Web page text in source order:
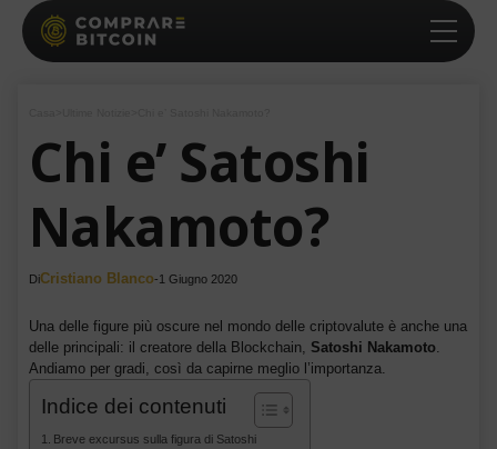
Chi e’ Satoshi
Nakamoto?
DiCristiano Blanco-1 Giugno 2020
Una delle figure più oscure nel mondo delle criptovalute è anche una
delle principali: il creatore della Blockchain, Satoshi Nakamoto.
Andiamo per gradi, così da capirne meglio l’importanza.
Indice dei contenuti
Breve excursus sulla figura di Satoshi